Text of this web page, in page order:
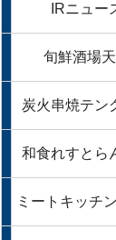
IRニュー
旬鮮酒場
炭火串焼テン
和食れすとら
ミートキッチ